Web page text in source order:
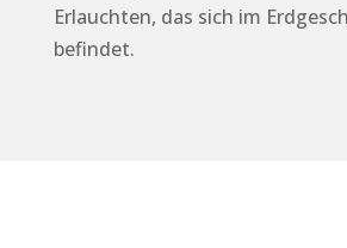
Erlauchten, das sich im
befindet.